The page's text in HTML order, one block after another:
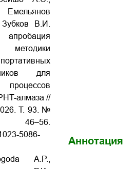
В.И.
методики
для
алмаза //
Т. 93. №
5086-
A.P.,
Аннотация